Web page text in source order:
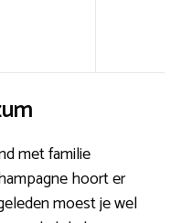
met familie
hoort er
moest je wel